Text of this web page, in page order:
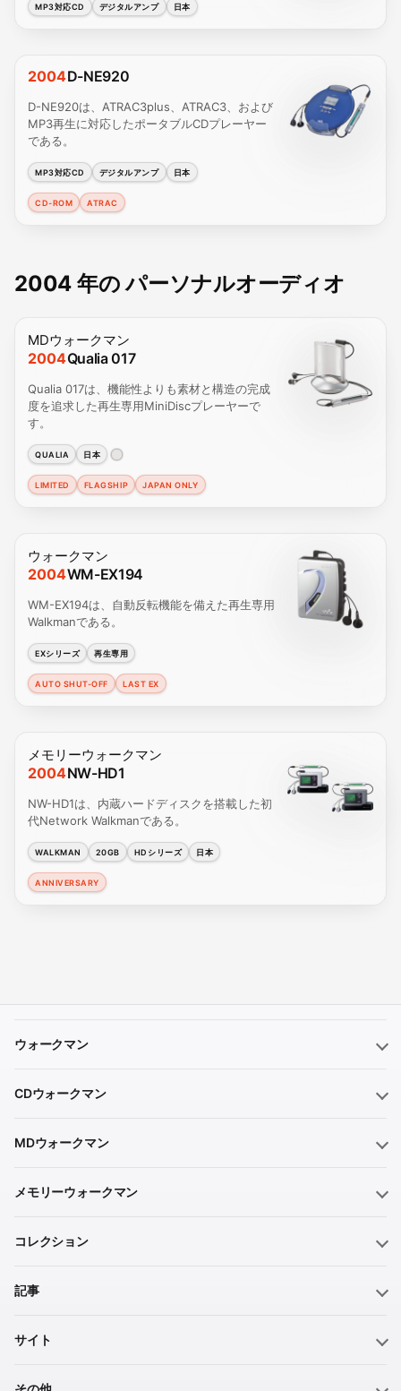
MP3対応CD デジタルアンプ 日本
2004D-NE920
D-NE920は、ATRAC3plus、ATRAC3、および
MP3再生に対応したポータブルCDプレーヤー
である。
MP3対応CD デジタルアンプ 日本
CD-ROM ATRAC
2004 年の パーソナルオーディオ
MDウォークマン
2004Qualia 017
Qualia 017は、機能性よりも素材と構造の完成
度を追求した再生専用MiniDiscプレーヤーで
す。
QUALIA 日本
LIMITED FLAGSHIP JAPAN ONLY
ウォークマン
2004WM-EX194
WM-EX194は、自動反転機能を備えた再生専用
Walkmanである。
EXシリーズ 再生専用
AUTO SHUT-OFF LAST EX
メモリーウォークマン
2004NW-HD1
NW-HD1は、内蔵ハードディスクを搭載した初
代Network Walkmanである。
WALKMAN 20GB HDシリーズ 日本
ANNIVERSARY
ウォークマン
CDウォークマン
MDウォークマン
メモリーウォークマン
コレクション
記事
サイト